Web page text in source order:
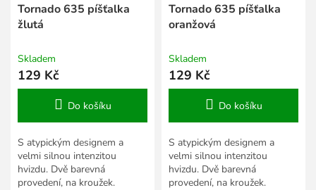
Tornado 635 píšťalka
žlutá
Skladem
129 Kč
Do košíku
S atypickým designem a
velmi silnou intenzitou
hvizdu. Dvě barevná
provedení, na kroužek.
Tornado 635 píšťalka
oranžová
Skladem
129 Kč
Do košíku
S atypickým designem a
velmi silnou intenzitou
hvizdu. Dvě barevná
provedení, na kroužek.